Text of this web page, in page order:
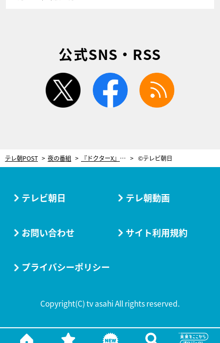
公式SNS・RSS
twitter facebook
テレ朝POST 夜の番組 『ドクターX』最終回！大門未知子（米倉涼子）が「手術は失敗だった」と責められる ©テレビ朝日
テレビ朝日 テレ朝動画
お問い合わせ サイト利用規約
プライバシーポリシー
Copyright(C) tv asahi All rights reserved.